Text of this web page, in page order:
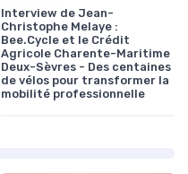
Interview de Jean-
Christophe Melaye :
Bee.Cycle et le Crédit
Agricole Charente-Maritime
Deux-Sèvres - Des centaines
de vélos pour transformer la
mobilité professionnelle